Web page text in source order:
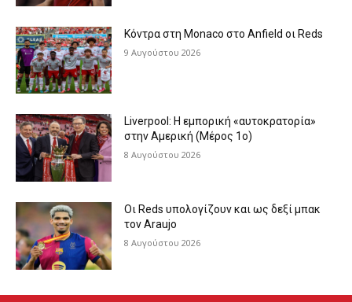
Κόντρα στη Monaco στο Anfield οι Reds
9 Αυγούστου 2026
Liverpool: Η εμπορική «αυτοκρατορία»
στην Αμερική (Μέρος 1ο)
8 Αυγούστου 2026
Οι Reds υπολογίζουν και ως δεξί μπακ
τον Araujo
8 Αυγούστου 2026